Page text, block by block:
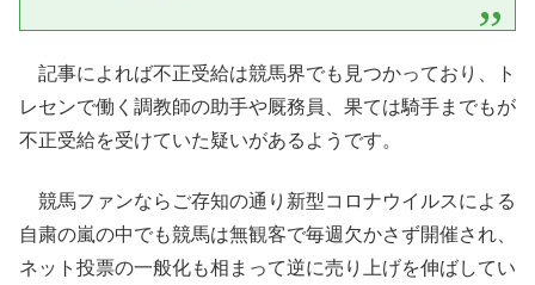
記事によれば不正受給は競馬界でも見つかっており、ト
レセンで働く調教師の助手や厩務員、果ては騎手までもが
不正受給を受けていた疑いがあるようです。
競馬ファンならご存知の通り新型コロナウイルスによる
自粛の嵐の中でも競馬は無観客で毎週欠かさず開催され、
ネット投票の一般化も相まって逆に売り上げを伸ばしてい